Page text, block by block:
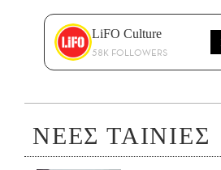
LiFO Culture
58K FOLLOWERS
ΝΕΕΣ ΤΑΙΝΙΕΣ